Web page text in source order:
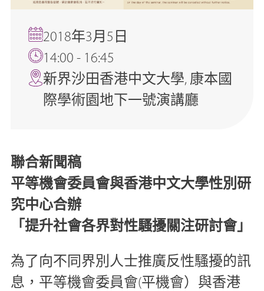
2018年3月5日
14:00 - 16:45
新界沙田香港中文大學, 康本國
際學術園地下一號演講廳
聯合新聞稿
平等機會委員會與香港中文大學性別研
究中心合辦
「提升社會各界對性騷擾關注研討會」
為了向不同界別人士推廣反性騷擾的訊
息，平等機會委員會(平機會）與香港